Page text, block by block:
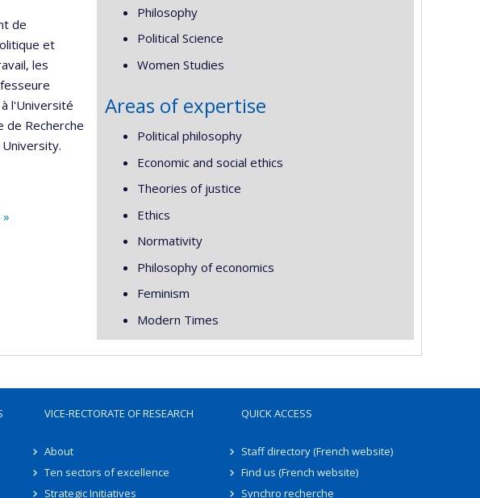
de
et
les
l'Université
de Recherche
Philosophy
Political Science
Women Studies
Areas of expertise
Political philosophy
Economic and social ethics
Theories of justice
Ethics
Normativity
Philosophy of economics
Feminism
Modern Times
VICE-RECTORATE OF RESEARCH
About
Ten sectors of excellence
Strategic Initiatives
QUICK ACCESS
Staff directory (French website)
Find us (French website)
Synchro recherche